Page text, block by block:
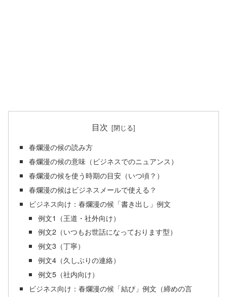
目次
春爛漫の候の読み方
春爛漫の候の意味（ビジネスでのニュアンス）
春爛漫の候を使う時期の目安（いつ頃？）
春爛漫の候はビジネスメールで使える？
ビジネス向け：春爛漫の候「書き出し」例文
例文1（王道・社外向け）
例文2（いつもお世話になっております型）
例文3（丁寧）
例文4（久しぶりの連絡）
例文5（社内向け）
ビジネス向け：春爛漫の候「結び」例文（締めの言